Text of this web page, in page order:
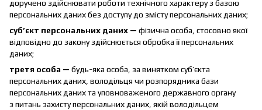
доручено здійснювати роботи технічного характеру з базою
персональних даних без доступу до змісту персональних даних;
суб’єкт персональних даних — фізична особа, стосовно якої
відповідно до закону здійснюється обробка її персональних
даних;
третя особа — будь-яка особа, за винятком суб’єкта
персональних даних, володільця чи розпорядника бази
персональних даних та уповноваженого державного органу
з питань захисту персональних даних, якій володільцем